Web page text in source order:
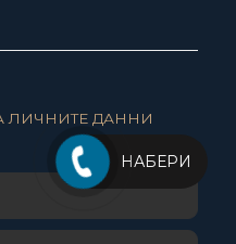
ЛИЧНИТЕ ДАННИ
НАБЕРИ